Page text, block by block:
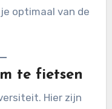
optimaal van de
te fietsen
Hier zijn